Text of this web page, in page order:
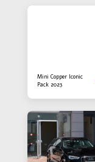
Mini Copper Iconic
Pack 2023